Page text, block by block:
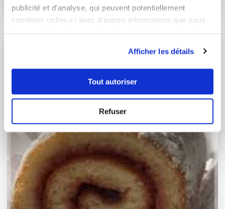
publicité et d'analyse, qui peuvent potentiellement
combiner celles-ci avec d'autres informations que vous
Afficher les détails
Tout autoriser
Refuser
10 min 5 770